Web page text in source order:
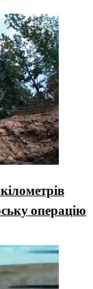
операцію